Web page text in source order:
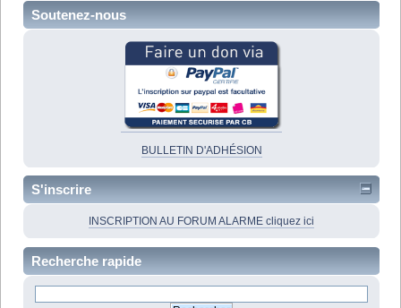
Soutenez-nous
BULLETIN D'ADHÉSION
S'inscrire
INSCRIPTION AU FORUM ALARME cliquez ici
Recherche rapide